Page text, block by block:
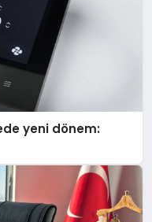
yeni dönem: